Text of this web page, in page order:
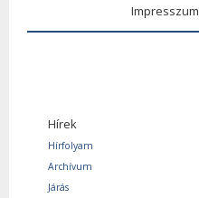
Impresszum
Hírek
Hírfolyam
Archívum
Járás